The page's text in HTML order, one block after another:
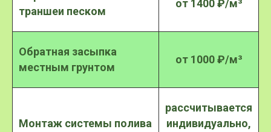
траншеи песком
от 1400 ₽/м³
Обратная засыпка
местным грунтом
от 1000 ₽/м³
Монтаж системы полива
рассчитывается
индивидуально,